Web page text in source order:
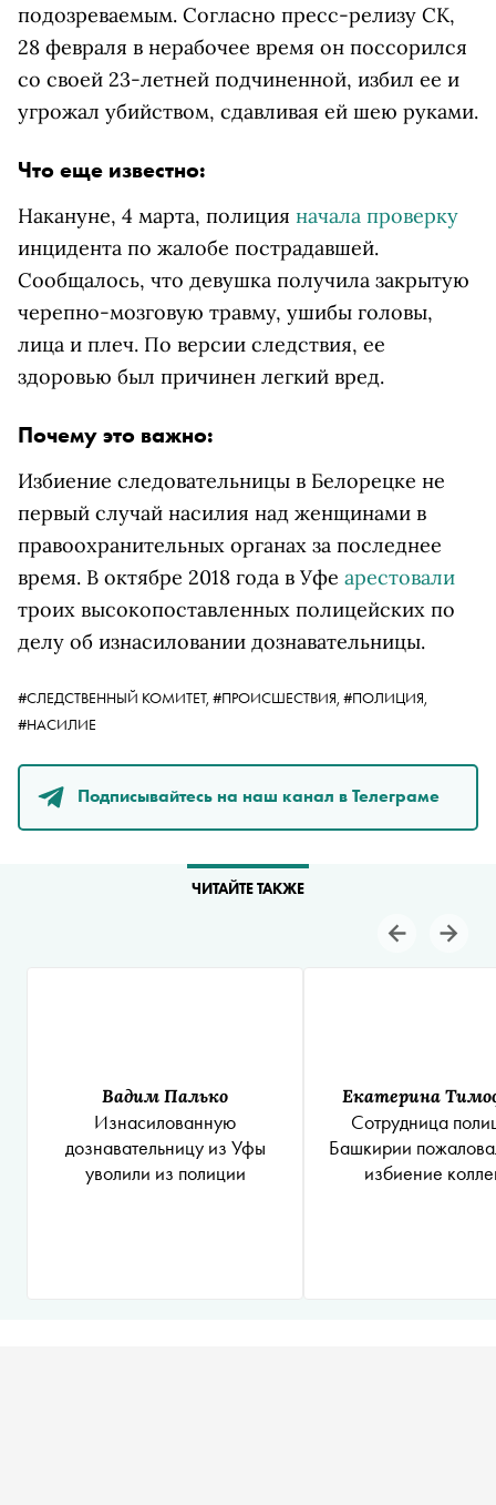
подозреваемым. Согласно пресс-релизу СК,
28 февраля в нерабочее время он поссорился
со своей 23-летней подчиненной, избил ее и
угрожал убийством, сдавливая ей шею руками.
Что еще известно:
Накануне, 4 марта, полиция начала проверку
инцидента по жалобе пострадавшей.
Сообщалось, что девушка получила закрытую
черепно-мозговую травму, ушибы головы,
лица и плеч. По версии следствия, ее
здоровью был причинен легкий вред.
Почему это важно:
Избиение следовательницы в Белорецке не
первый случай насилия над женщинами в
правоохранительных органах за последнее
время. В октябре 2018 года в Уфе арестовали
троих высокопоставленных полицейских по
делу об изнасиловании дознавательницы.
#СЛЕДСТВЕННЫЙ КОМИТЕТ, #ПРОИСШЕСТВИЯ, #ПОЛИЦИЯ,
#НАСИЛИЕ
Подписывайтесь на наш канал в Телеграме
ЧИТАЙТЕ ТАКЖЕ
Вадим Палько
Изнасилованную
дознавательницу из Уфы
уволили из полиции
Екатерина
Сотрудница
Башкирии
избиение